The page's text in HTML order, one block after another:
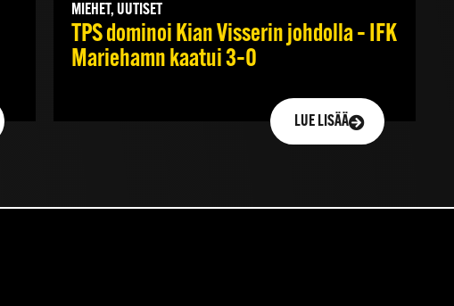
MIEHET, UUTISET
TPS dominoi Kian Visserin johdolla – IFK
Mariehamn kaatui 3–0
LUE LISÄÄ